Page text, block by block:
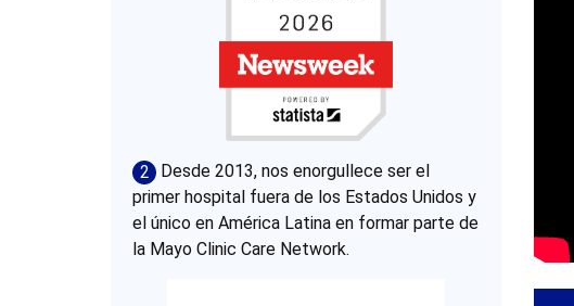
2
Desde 2013, nos enorgullece ser el
primer hospital fuera de los Estados Unidos y
el único en América Latina en formar parte de
la Mayo Clinic Care Network.